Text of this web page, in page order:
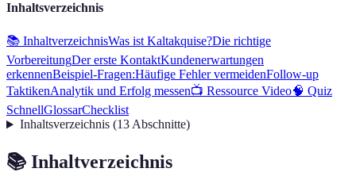
Inhaltsverzeichnis
📚 InhaltverzeichnisWas ist Kaltakquise?Die richtige
VorbereitungDer erste KontaktKundenerwartungen
erkennenBeispiel-Fragen:Häufige Fehler vermeidenFollow-up
TaktikenAnalytik und Erfolg messen📺 Ressource Video🧠 Quiz
SchnellGlossarChecklist
Inhaltsverzeichnis(13Abschnitte)
📚 Inhaltverzeichnis